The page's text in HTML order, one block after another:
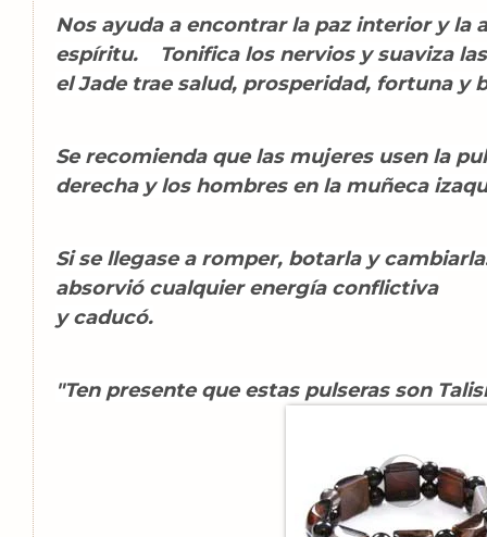
Nos ayuda a encontrar la paz interior y la
espíritu. Tonifica los nervios y suaviza
el Jade trae salud, prosperidad, fortuna y
Se recomienda que las mujeres usen la
derecha y los hombres en la muñeca
Si se llegase a romper, botarla y
absorvió cualquier energía conflictiva
y caducó.
"Ten presente que estas pulseras son